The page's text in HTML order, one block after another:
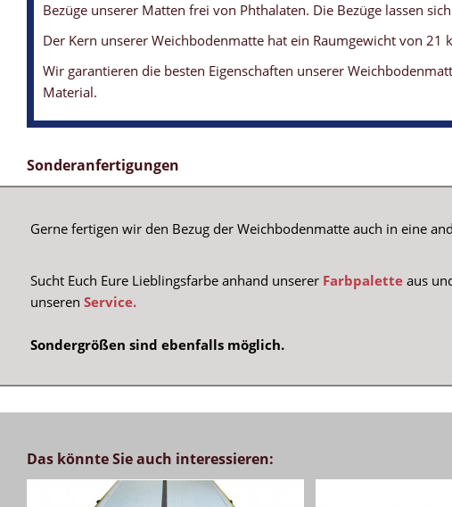
Bezüge unserer Matten frei von Phthalaten. Die Bezüge lassen
Der Kern unserer Weichbodenmatte hat ein Raumgewicht von
Wir garantieren die besten Eigenschaften unserer
Material.
Sonderanfertigungen
Gerne fertigen wir den Bezug der Weichbodenmatte auch in eine
Sucht Euch Eure Lieblingsfarbe anhand unserer Farbpaletteaus
unseren Service.
Sondergrößen sind ebenfalls möglich.
Das könnte Sie auch interessieren: